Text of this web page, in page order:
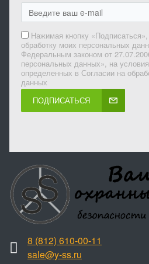
Нажимая кнопку
обработку моих персональных
Федеральным законом от
персональных данных», на
определенных в Согласии на
данных
ПОДПИСАТЬСЯ
8 (812) 610-00-11
sale@y-ss.ru